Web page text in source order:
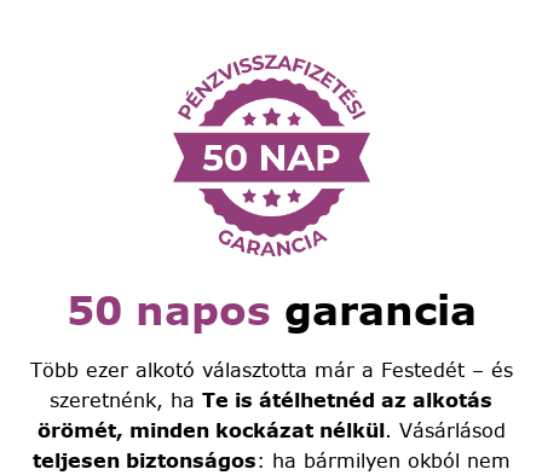
50 napos garancia
Több ezer alkotó választotta már a Festedét – és
szeretnénk, ha Te is átélhetnéd az alkotás
örömét, minden kockázat nélkül. Vásárlásod
teljesen biztonságos: ha bármilyen okból nem